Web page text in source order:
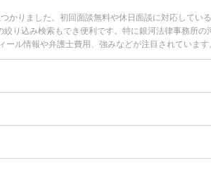
かりました。初回面談無料や休日面談に対応してい
り込み検索もでき便利です。特に銀河法律事務所
ール情報や弁護士費用、強みなどが注目されていま
実績豊富な近くの弁護士を検索したい』『初回相